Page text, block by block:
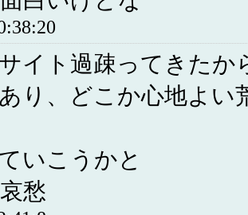
イト過疎ってきたか
り、どこか心地よい
いこうかと
愁